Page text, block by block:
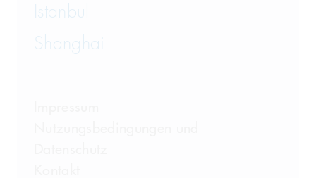
Istanbul
Shanghai